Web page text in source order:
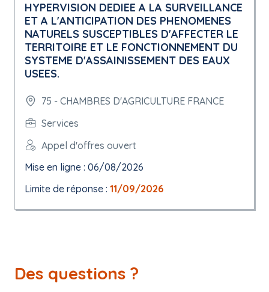
HYPERVISION DEDIEE A LA SURVEILLANCE
ET A L'ANTICIPATION DES PHENOMENES
NATURELS SUSCEPTIBLES D'AFFECTER LE
TERRITOIRE ET LE FONCTIONNEMENT DU
SYSTEME D'ASSAINISSEMENT DES EAUX
USEES.
75 - CHAMBRES D'AGRICULTURE FRANCE
Services
Appel d'offres ouvert
Mise en ligne : 06/08/2026
Limite de réponse : 11/09/2026
Des questions ?